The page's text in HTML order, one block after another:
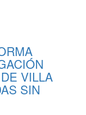
VILLA
SIN